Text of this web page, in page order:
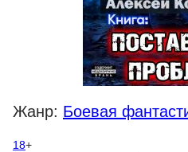
Жанр: Боевая
18+